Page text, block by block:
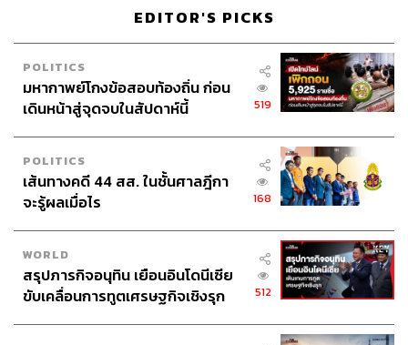
EDITOR'S PICKS
POLITICS
มหากาพย์โกงข้อสอบท้องถิ่น ก่อน
เดินหน้าสู่จุดจบในสัปดาห์นี้
519
POLITICS
เส้นทางคดี 44 สส. ในชั้นศาลฎีกา
จะรู้ผลเมื่อไร
168
WORLD
สรุปภารกิจอนุทิน เยือนอินโดนีเซีย
ขับเคลื่อนการทูตเศรษฐกิจเชิงรุก
512